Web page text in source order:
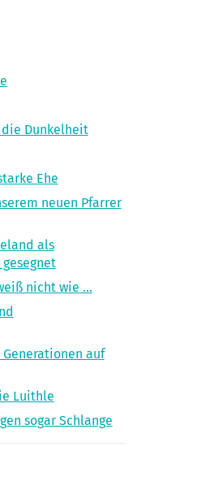
Dunkelheit
Ehe
neuen Pfarrer
als
nicht wie ...
auf
Luithle
sogar Schlange